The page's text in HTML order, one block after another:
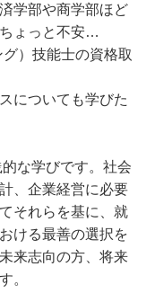
学部や商学部ほど
ょっと不安…
）技能士の資格取
についても学びた
な学びです。社会
、企業経営に必要
それらを基に、就
ける最善の選択を
来志向の⽅、将来
。